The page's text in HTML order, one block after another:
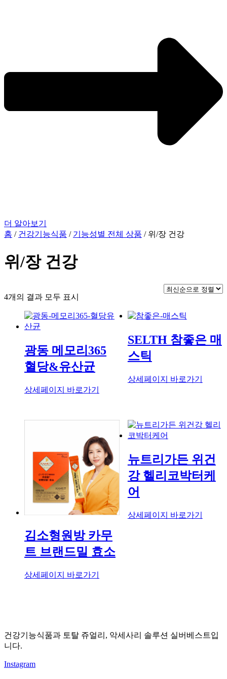
더 알아보기
홈 / 건강기능식품 / 기능성별 전체 상품 / 위/장 건강
위/장 건강
4개의 결과 모두 표시
순
정
렬
됨
광동 메모리365
혈당&유산균
상세페이지 바로가기
SELTH 참좋은 매
스틱
상세페이지 바로가기
김소형원방 카무
트 브랜드밀 효소
상세페이지 바로가기
뉴트리가든 위건
강 헬리코박터케
어
상세페이지 바로가기
건강기능식품과 토탈 쥬얼리, 악세사리 솔루션 실버베스트입
니다.
Instagram